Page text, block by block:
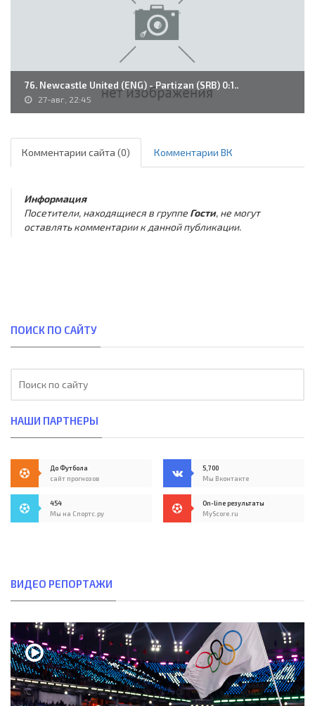
76. Newcastle United (ENG) - Partizan (SRB) 0:1..
27-авг, 22:45
Комментарии сайта (0) Комментарии ВК
Информация
Посетители, находящиеся в группе Гости, не могут
оставлять комментарии к данной публикации.
ПОИСК ПО САЙТУ
НАШИ ПАРТНЕРЫ
До Футбола
сайт прогнозов
5,700
Мы Вконтакте
454
Мы на Спортс.ру
On-line результаты
MyScore.ru
ВИДЕО РЕПОРТАЖИ